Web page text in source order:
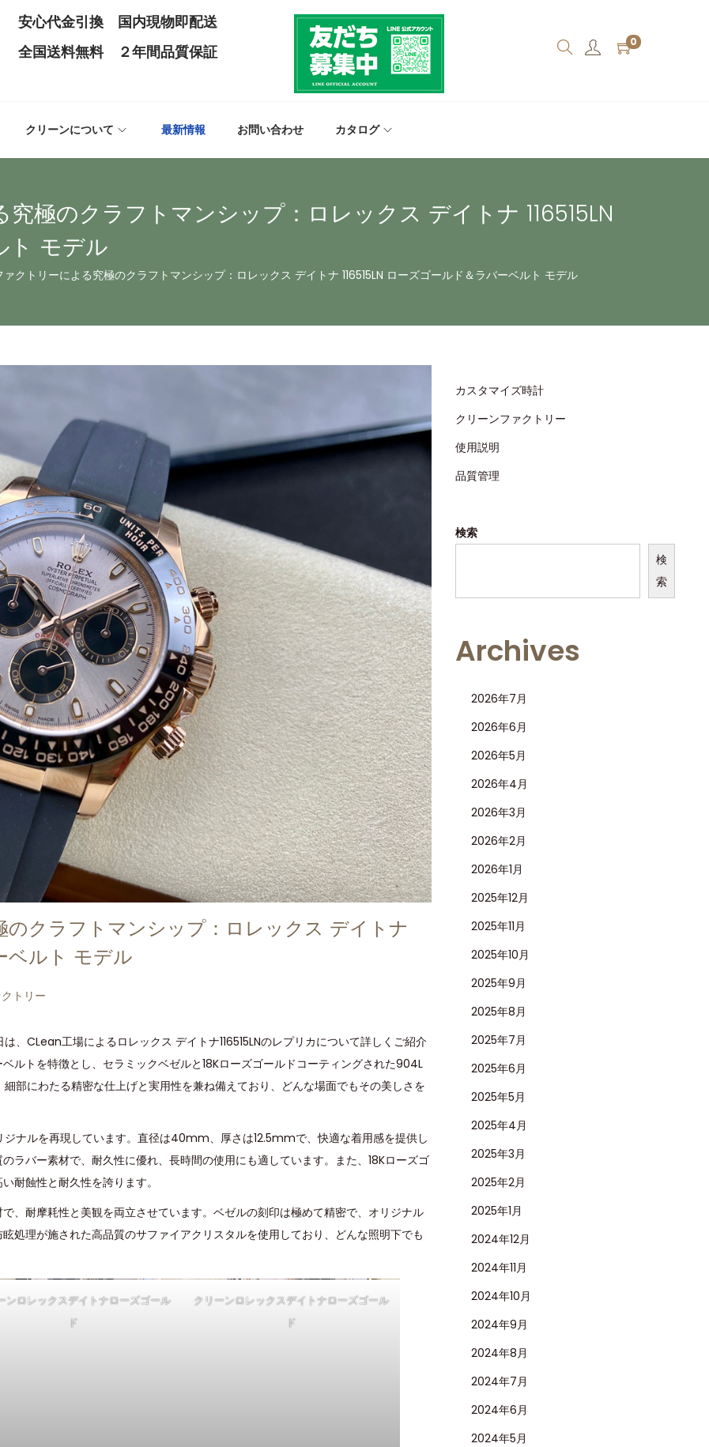
安心代金引換 国内現物即配送
全国送料無料 ２年間品質保証
0
クリーンについて 最新情報 お問い合わせ カタログ
極のクラフトマンシップ：ロレックス デイトナ 116515LN
ト モデル
ァクトリーによる究極のクラフトマンシップ：ロレックス デイトナ 116515LN ローズゴールド＆ラバーベルト モデル
クラフトマンシップ：ロレックス デイトナ
ベルト モデル
トリー
、CLean工場によるロレックス デイトナ116515LNのレプリカについて詳しくご紹介
ルトを特徴とし、セラミックベゼルと18Kローズゴールドコーティングされた904L
部にわたる精密な仕上げと実用性を兼ね備えており、どんな場面でもその美しさを
ジナルを再現しています。直径は40mm、厚さは12.5mmで、快適な着用感を提供し
ラバー素材で、耐久性に優れ、長時間の使用にも適しています。また、18Kローズゴ
耐蝕性と耐久性を誇ります。
、耐摩耗性と美観を両立させています。ベゼルの刻印は極めて精密で、オリジナル
処理が施された高品質のサファイアクリスタルを使用しており、どんな照明下でも
ンロレックスデイトナローズゴール
ド
クリーンロレックスデイトナローズゴール
ド
カスタマイズ時計
クリーンファクトリー
使用説明
品質管理
検索
検
索
Archives
2026年7月
2026年6月
2026年5月
2026年4月
2026年3月
2026年2月
2026年1月
2025年12月
2025年11月
2025年10月
2025年9月
2025年8月
2025年7月
2025年6月
2025年5月
2025年4月
2025年3月
2025年2月
2025年1月
2024年12月
2024年11月
2024年10月
2024年9月
2024年8月
2024年7月
2024年6月
2024年5月